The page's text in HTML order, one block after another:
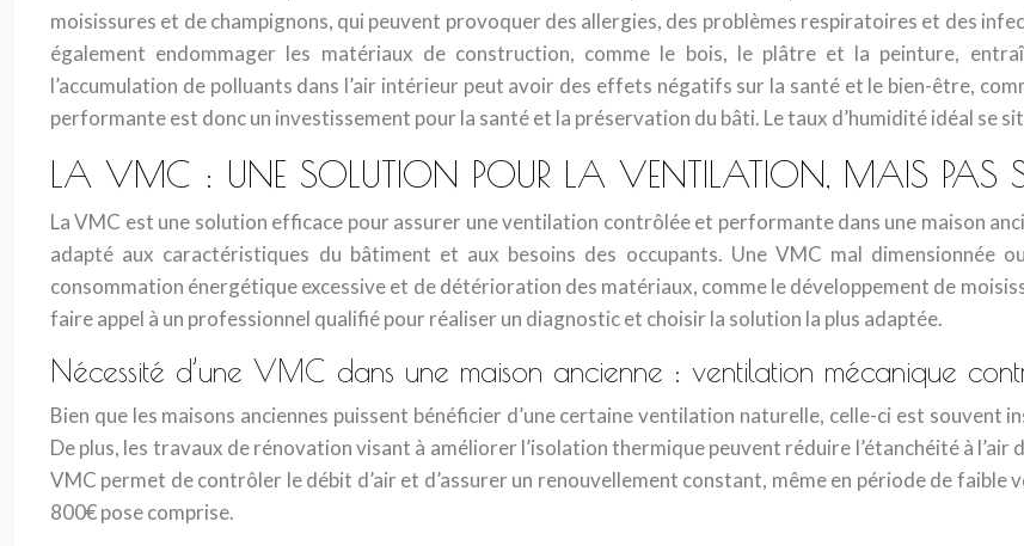
moisissures et de champignons, qui peuvent provoquer des allergies, des problèmes respiratoires et des
également endommager les matériaux de construction, comme le bois, le plâtre et la peinture,
l’accumulation de polluants dans l’air intérieur peut avoir des effets négatifs sur la santé et le bien-être,
performante est donc un investissement pour la santé et la préservation du bâti. Le taux d’humidité idéal se
LA VMC : UNE SOLUTION POUR LA VENTILATION, MAIS PAS
La VMC est une solution efficace pour assurer une ventilation contrôlée et performante dans une maison
adapté aux caractéristiques du bâtiment et aux besoins des occupants. Une VMC mal dimensionnée
consommation énergétique excessive et de détérioration des matériaux, comme le développement de
faire appel à un professionnel qualifié pour réaliser un diagnostic et choisir la solution la plus adaptée.
Nécessité d’une VMC dans une maison ancienne : ventilation mécanique
Bien que les maisons anciennes puissent bénéficier d’une certaine ventilation naturelle, celle-ci est
De plus, les travaux de rénovation visant à améliorer l’isolation thermique peuvent réduire l’étanchéité à l’air
VMC permet de contrôler le débit d’air et d’assurer un renouvellement constant, même en période de
800€ pose comprise.